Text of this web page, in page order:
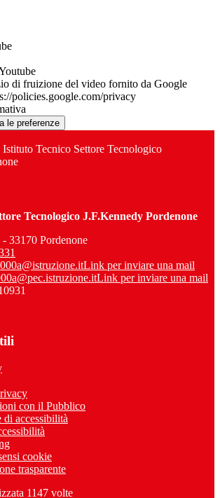
di fruizione del video fornito da Google
policies.google.com/privacy
le preferenze
Istituto Tecnico Settore Tecnologico
Tecnologico J.F.Kennedy Pordenone
33170 Pordenone
Link per inviare una mail
Link per inviare una mail
con il Pubblico
accessibilità
cookie
trasparente
1147 volte